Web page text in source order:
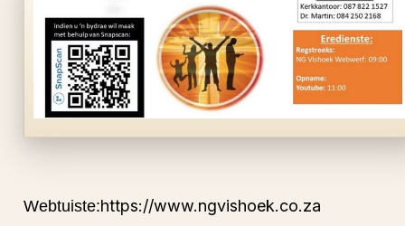
Webtuiste:https://www.ngvishoek.co.za